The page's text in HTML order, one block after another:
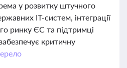
у розвитку штучного
ІТ-систем, інтеграції
ринку ЄС та підтримці
критичну